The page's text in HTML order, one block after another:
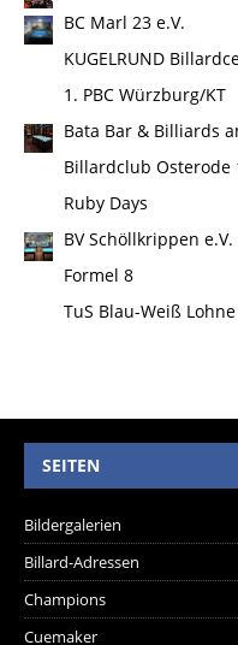
BC Marl 23 e.V.
KUGELRUND
1. PBC Würzburg/KT
Bata Bar & Billiards
Billardclub Osterode
Ruby Days
BV Schöllkrippen e.V.
Formel 8
TuS Blau-Weiß
SEITEN
Bildergalerien
Billard-Adressen
Champions
Cuemaker